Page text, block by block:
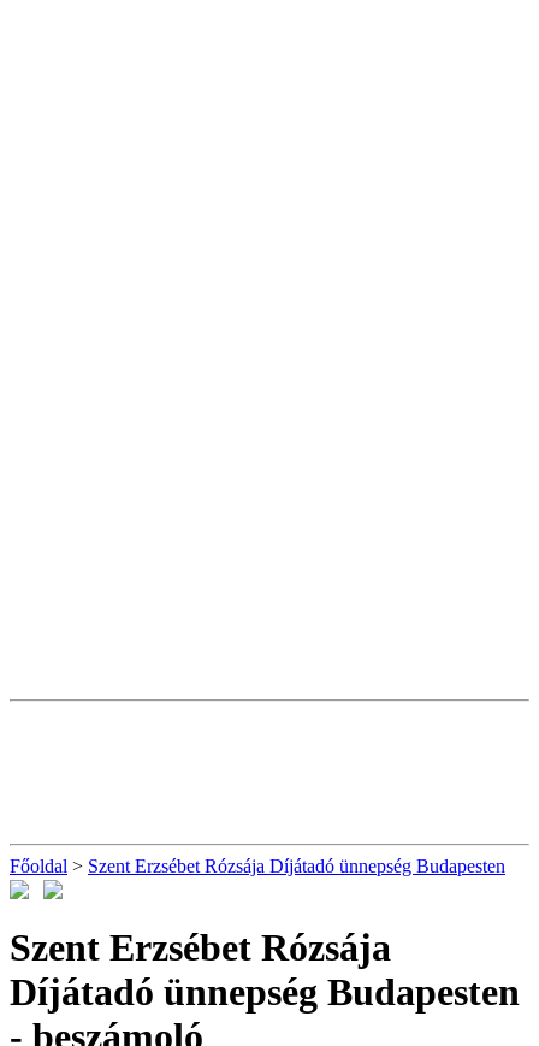
Főoldal > Szent Erzsébet Rózsája Díjátadó ünnepség Budapesten
Szent Erzsébet Rózsája
Díjátadó ünnepség Budapesten
- beszámoló